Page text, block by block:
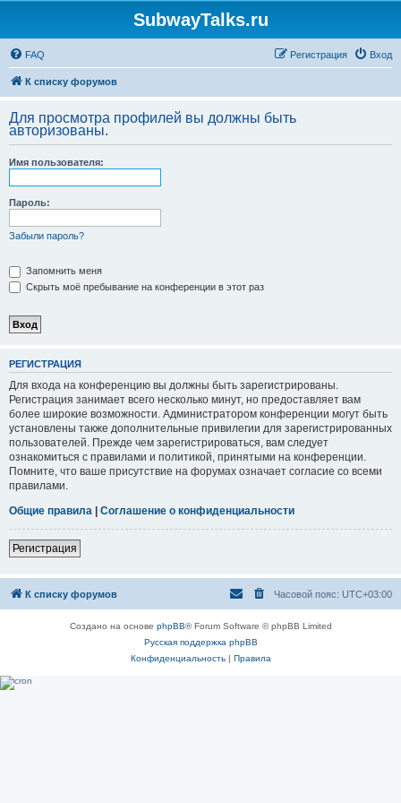
SubwayTalks.ru
FAQ Вход
Регистрация
К списку форумов
Для просмотра профилей вы должны быть
авторизованы.
Имя пользователя:
Пароль:
Забыли пароль?
Запомнить меня
Скрыть моё пребывание на конференции в этот раз
РЕГИСТРАЦИЯ
Для входа на конференцию вы должны быть зарегистрированы.
Регистрация занимает всего несколько минут, но предоставляет вам
более широкие возможности. Администратором конференции могут быть
установлены также дополнительные привилегии для зарегистрированных
пользователей. Прежде чем зарегистрироваться, вам следует
ознакомиться с правилами и политикой, принятыми на конференции.
Помните, что ваше присутствие на форумах означает согласие со всеми
правилами.
Общие правила | Соглашение о конфиденциальности
Регистрация
К списку форумов Часовой пояс: UTC+03:00
Создано на основе phpBB® Forum Software © phpBB Limited
Русская поддержка phpBB
Конфиденциальность| Правила